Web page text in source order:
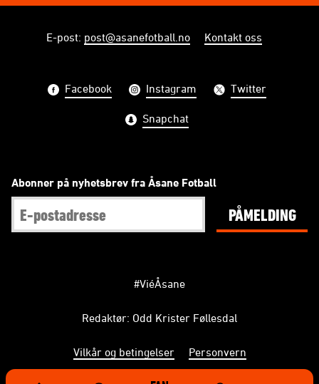
E-post: post@asanefotball.no Kontakt oss
Facebook Instagram Twitter
Snapchat
Abonner på nyhetsbrev fra Åsane Fotball
PÅMELDING
#ViéÅsane
Redaktør: Odd Krister Føllesdal
Vilkår og betingelser Personvern